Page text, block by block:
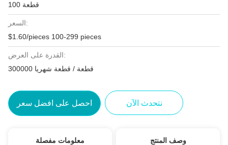
100 قطعة
السعر:
$1.60/pieces 100-299 pieces
القدرة على العرض:
300000 قطعة / قطعة شهريا
احصل على افضل سعر نتحدث الآن
معلومات مفصلة وصف المنتج